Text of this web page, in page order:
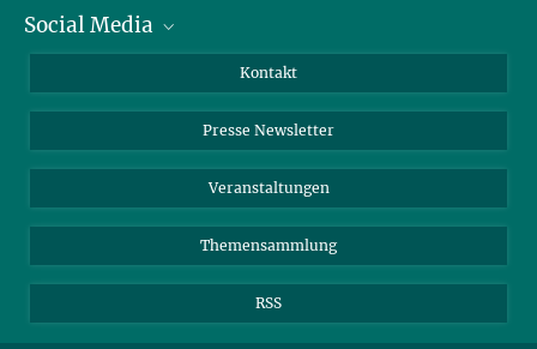
Zahlen und Fakten
Bluesky
TikTok
Social Media
Instagram
YouTube
Kontakt
Presse Newsletter
Veranstaltungen
Themensammlung
RSS